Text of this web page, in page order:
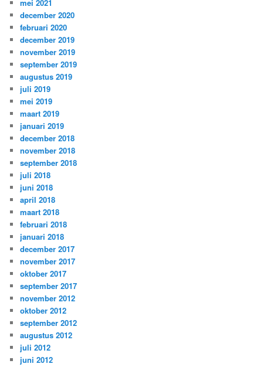
mei 2021
december 2020
februari 2020
december 2019
november 2019
september 2019
augustus 2019
juli 2019
mei 2019
maart 2019
januari 2019
december 2018
november 2018
september 2018
juli 2018
juni 2018
april 2018
maart 2018
februari 2018
januari 2018
december 2017
november 2017
oktober 2017
september 2017
november 2012
oktober 2012
september 2012
augustus 2012
juli 2012
juni 2012